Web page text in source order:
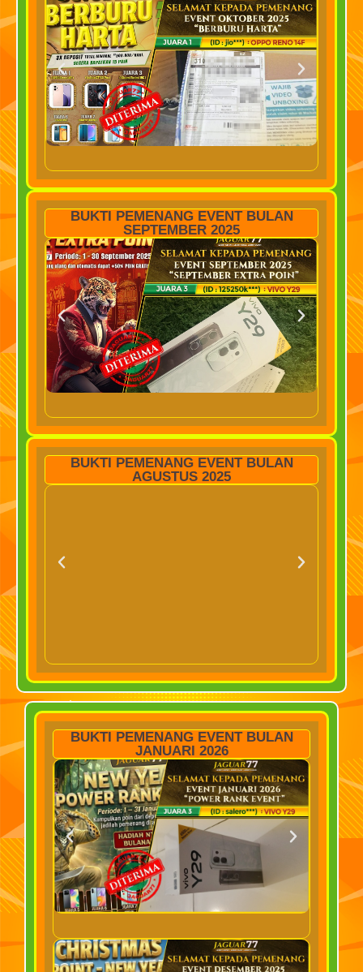
BUKTI PEMENANG EVENT BULAN
SEPTEMBER 2025
BUKTI PEMENANG EVENT BULAN
AGUSTUS 2025
BUKTI PEMENANG EVENT BULAN
JANUARI 2026